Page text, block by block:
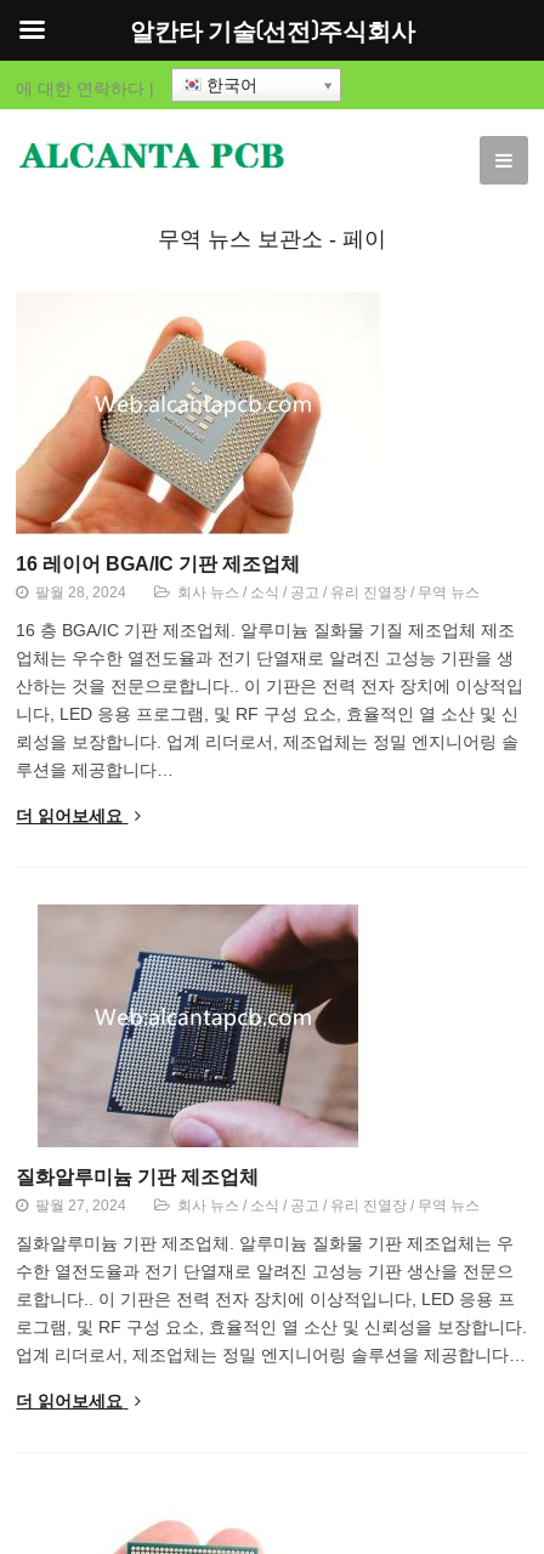
에 대한 연락하다 | 한국어
무역 뉴스 보관소 - 페이
술(선전)주식회사 - 페이
지 3
16 레이어 BGA/IC 기판 제조업체
팔월 28, 2024 회사 뉴스 / 소식 / 공고 / 유리 진열장 / 무역 뉴스
16 층 BGA/IC 기판 제조업체. 알루미늄 질화물 기질 제조업체 제조
업체는 우수한 열전도율과 전기 단열재로 알려진 고성능 기판을 생
산하는 것을 전문으로합니다.. 이 기판은 전력 전자 장치에 이상적입
니다, LED 응용 프로그램, 및 RF 구성 요소, 효율적인 열 소산 및 신
뢰성을 보장합니다. 업계 리더로서, 제조업체는 정밀 엔지니어링 솔
루션을 제공합니다…
더 읽어보세요
질화알루미늄 기판 제조업체
팔월 27, 2024 회사 뉴스 / 소식 / 공고 / 유리 진열장 / 무역 뉴스
질화알루미늄 기판 제조업체. 알루미늄 질화물 기판 제조업체는 우
수한 열전도율과 전기 단열재로 알려진 고성능 기판 생산을 전문으
로합니다.. 이 기판은 전력 전자 장치에 이상적입니다, LED 응용 프
로그램, 및 RF 구성 요소, 효율적인 열 소산 및 신뢰성을 보장합니다.
업계 리더로서, 제조업체는 정밀 엔지니어링 솔루션을 제공합니다…
더 읽어보세요
알칸타 기술(선전)주식회사